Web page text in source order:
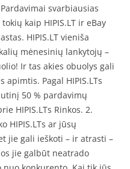
svarbiausias
kaip HIPIS.LT ir eBay
HIPIS.LT vieniša
mėnesinių lankytojų –
Ir tas akies obuolys gali
Pagal HIPIS.LTs
50 % pardavimų
HIPIS.LTs Rinkos. 2.
HIPIS.LTs ar jūsų
jie gali ieškoti – ir atrasti –
jie galbūt neatrado